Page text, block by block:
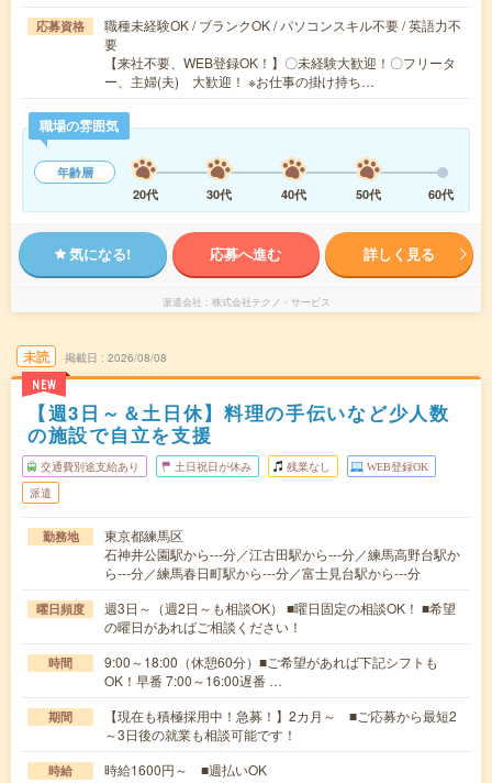
応募資格
職種未経験OK / ブランクOK / パソコンスキル不要 / 英語力不
要
【来社不要、WEB登録OK！】〇未経験大歓迎！〇フリータ
ー、主婦(夫) 大歓迎！ ※お仕事の掛け持ち…
職場の雰囲気
年齢層
20代
30代 40代 50代 60代
気になる! 応募へ進む 詳しく見る
派遣会社 株式会社テクノ・サービス
未読
NEW
掲載日 2026/08/08
【週3日～＆土日休】料理の手伝いなど少人数
の施設で自立を支援
交通費別途支給あり 土日祝日が休み 残業なし WEB登録OK
派遣
勤務地
東京都練馬区
石神井公園駅から---分／江古田駅から---分／練馬高野台駅か
ら---分／練馬春日町駅から---分／富士見台駅から---分
曜日頻度
週3日～（週2日～も相談OK） ■曜日固定の相談OK！ ■希望
の曜日があればご相談ください！
時間
9:00～18:00（休憩60分）■ご希望があれば下記シフトも
OK！早番 7:00～16:00遅番 …
期間
【現在も積極採用中！急募！】2カ月～ ■ご応募から最短2
～3日後の就業も相談可能です！
時給 時給1600円～ ■週払いOK